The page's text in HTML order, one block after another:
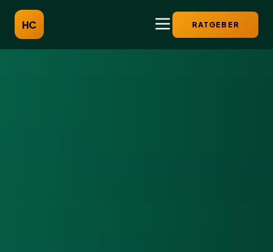
HC RATGEBER